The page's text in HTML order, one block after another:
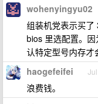
wohenyingyu02
组装机党表示买
bios 里选配置。
认特定型号内存才
haogefeifei
浪费钱。